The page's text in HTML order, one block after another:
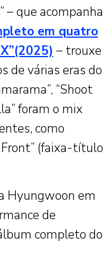
– que acompanha
em quatro
– trouxe
de várias eras do
“Shoot
foram o mix
como
Front” (faixa-título
Hyungwoon em
de
completo do